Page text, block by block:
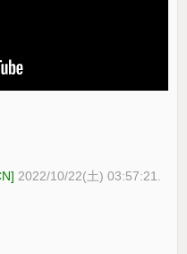
2022/10/22(土) 03:57:21.